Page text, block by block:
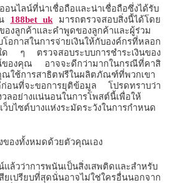
อนไลน์ที่น่าเชื่อถือและน่าเชื่อถือซึ่งได้รับ
188bet uk มารถตรวจสอบสิ่งนี้ได้โดย
องลูกค้าและคำพูดของลูกค้าและผู้ร่วม
โอกาสในการจ่ายเงินให้กับองค์กรที่หลอก
ด
ๆ
ตรวจสอบระบบการชำระเงินของ
ของคุณ
อาจจะดีกว่ามากในกรณีที่คาสิ
ใช้การสาธิตฟรีในผลิตภัณฑ์ที่พวกเขา
ก่อนที่จะขอการยุติข้อมูล
โปรดทราบว่า
วลอย่างแน่นอนในการโพสต์นี้เพื่อให้
บไซต์บางแห่งระมัดระวังในการกำหนด
ของทั้งหมดด้วยตัวคุณเอง
ล้วว่าการพนันเป็นสิ่งเสพติดและสำหรับ
ยเปรียบที่สุดนั่นอาจไม่ใช่ใครอื่นนอกจาก